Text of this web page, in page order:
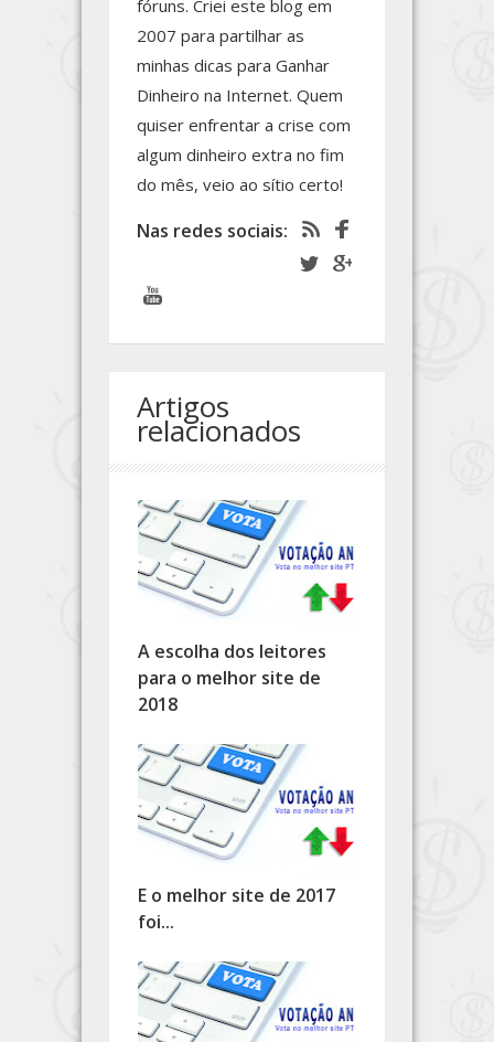
fóruns. Criei este blog em
2007 para partilhar as
minhas dicas para Ganhar
Dinheiro na Internet. Quem
quiser enfrentar a crise com
algum dinheiro extra no fim
do mês, veio ao sítio certo!
Nas redes sociais:
Artigos
relacionados
A escolha dos leitores
para o melhor site de
2018
E o melhor site de 2017
foi...